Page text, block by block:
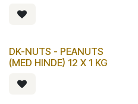
DK-NUTS - PEANUTS
(MED HINDE) 12 X 1 KG